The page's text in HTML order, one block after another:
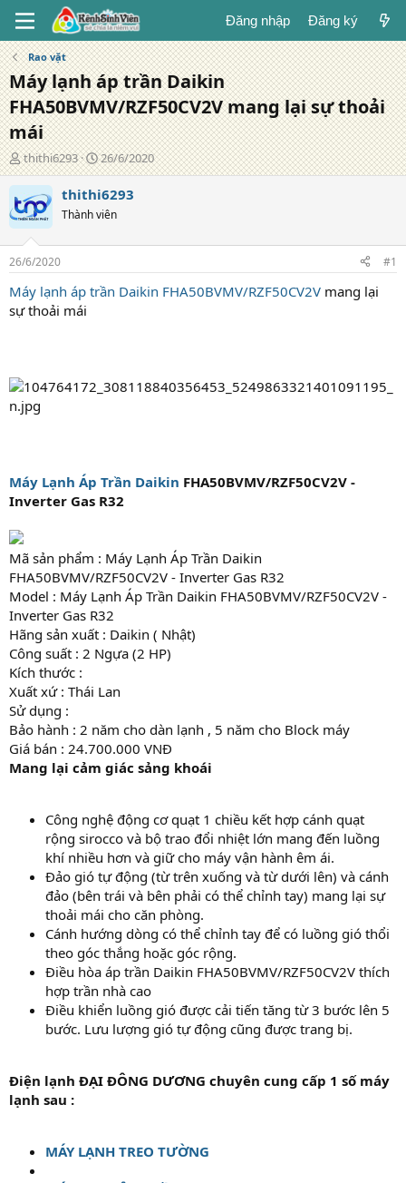
Đăng nhập Đăng ký
Rao vặt
Máy lạnh áp trần Daikin
FHA50BVMV/RZF50CV2V mang lại sự thoải
mái
T
á
c
g
i
ả
thithi6293
N
g
à
y
đ
g
26/6/2020
thithi6293
Thành viên
26/6/2020 #1
Máy lạnh áp trần Daikin FHA50BVMV/RZF50CV2V mang lại
sự thoải mái
Máy Lạnh Áp Trần Daikin FHA50BVMV/RZF50CV2V -
Inverter Gas R32
Mã sản phẩm : Máy Lạnh Áp Trần Daikin
FHA50BVMV/RZF50CV2V - Inverter Gas R32
Model : Máy Lạnh Áp Trần Daikin FHA50BVMV/RZF50CV2V -
Inverter Gas R32
Hãng sản xuất : Daikin ( Nhật)
Công suất : 2 Ngựa (2 HP)
Kích thước :
Xuất xứ : Thái Lan
Sử dụng :
Bảo hành : 2 năm cho dàn lạnh , 5 năm cho Block máy
Giá bán : 24.700.000 VNĐ
Mang lại cảm giác sảng khoái
Công nghệ động cơ quạt 1 chiều kết hợp cánh quạt
rộng sirocco và bộ trao đổi nhiệt lớn mang đến luồng
khí nhiều hơn và giữ cho máy vận hành êm ái.
Đảo gió tự động (từ trên xuống và từ dưới lên) và cánh
đảo (bên trái và bên phải có thể chỉnh tay) mang lại sự
thoải mái cho căn phòng.
Cánh hướng dòng có thể chỉnh tay để có luồng gió thổi
theo góc thắng hoặc góc rộng.
Điều hòa áp trần Daikin FHA50BVMV/RZF50CV2V thích
hợp trần nhà cao
Điều khiển luồng gió được cải tiến tăng từ 3 bước lên 5
bước. Lưu lượng gió tự động cũng được trang bị.
Điện lạnh ĐẠI ĐÔNG DƯƠNG chuyên cung cấp 1 số máy
lạnh sau :
MÁY LẠNH TREO TƯỜNG